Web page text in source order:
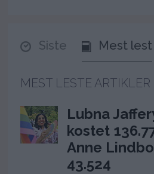
Siste Mest lest
MEST LESTE ARTIKLER
Lubna
kostet
Anne
43.524